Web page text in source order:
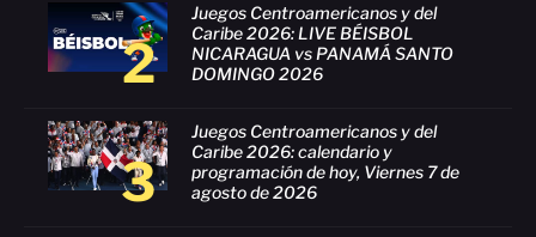
2
Juegos Centroamericanos y del
Caribe 2026: LIVE BÉISBOL
NICARAGUA vs PANAMÁ SANTO
DOMINGO 2026
3
Juegos Centroamericanos y del
Caribe 2026: calendario y
programación de hoy, Viernes 7 de
agosto de 2026